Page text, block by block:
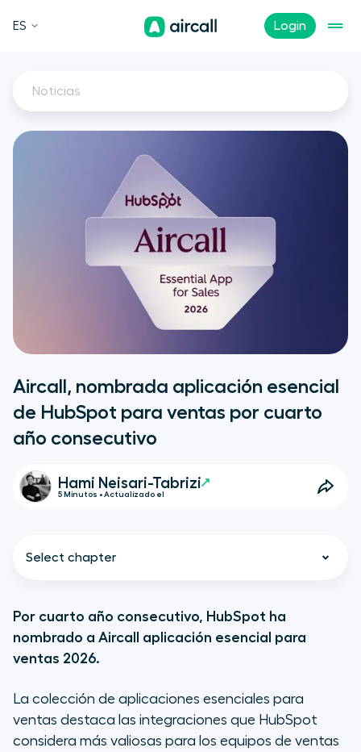
Login
ES
Noticias
Aircall, nombrada aplicación esencial
de HubSpot para ventas por cuarto
año consecutivo
Hami Neisari-Tabrizi
5 Minutos • Actualizado el
Select chapter
Una colaboración próspera
15 000 instalaciones, 875 000
llamadas al mes y una integración
nativa
Por cuarto año consecutivo, HubSpot ha
nombrado a Aircall aplicación esencial para
ventas 2026.
La colección de aplicaciones esenciales para
ventas destaca las integraciones que HubSpot
considera más valiosas para los equipos de ventas